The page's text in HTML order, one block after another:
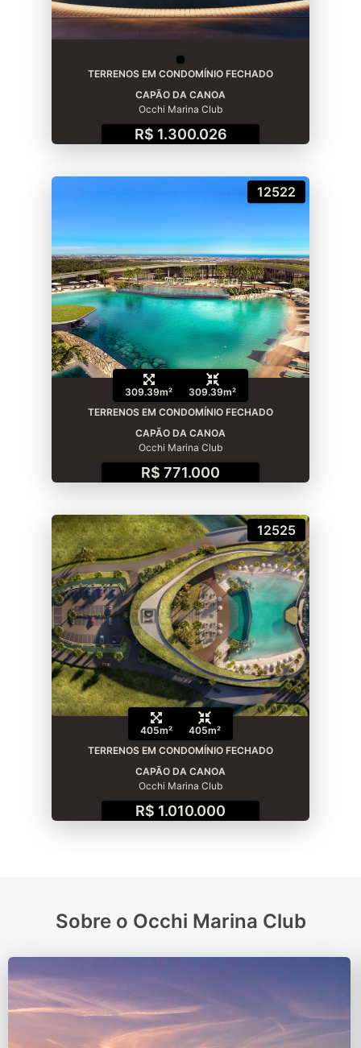
TERRENOS EM CONDOMÍNIO FECHADO
CAPÃO DA CANOA
Occhi Marina Club
R$ 1.300.026
12522
309.39m²
309.39m²
TERRENOS EM CONDOMÍNIO FECHADO
CAPÃO DA CANOA
Occhi Marina Club
R$ 771.000
12525
405m²
405m²
TERRENOS EM CONDOMÍNIO FECHADO
CAPÃO DA CANOA
Occhi Marina Club
R$ 1.010.000
Sobre o Occhi Marina Club